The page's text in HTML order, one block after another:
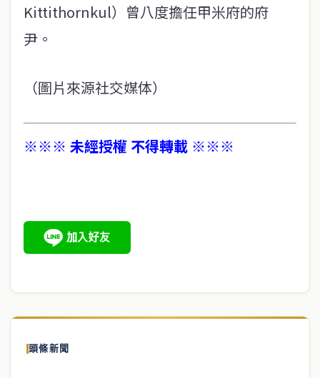
Kittithornkul）曾八度擔任甲米府的府
尹。
（圖片來源社交媒体）
※※※ 未經授權 不得轉載 ※※※
頭條新聞